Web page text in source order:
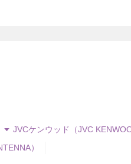
JVCケンウッド（JVC
）